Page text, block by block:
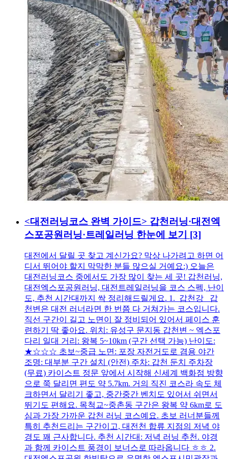
<대전러닝코스 완벽 가이드> 갑천러닝·대전엑
스포공원러닝·트레일러닝 한눈에 보기 [3]
대전에서 달릴 곳 찾고 계신가요? 막상 나가려고 하면 어
디서 뛰어야 할지 막막한 분들 많으실 거예요:) 오늘은
대전러닝코스 중에서도 가장 많이 찾는 세 곳! 갑천러닝,
대전엑스포공원러닝, 대전트레일러닝을 코스 스펙, 난이
도, 추천 시간대까지 싹 정리해드릴게요. 1. 갑천강 갑
천변은 대전 러너라면 한 번쯤 다 거쳐가는 코스입니다.
직선 구간이 길고 노면이 잘 정비되어 있어서 페이스 훈
련하기 딱 좋아요. 위치: 유성구 문지동 갑천변 ~ 엑스포
다리 일대 거리: 왕복 5~10km (구간 선택 가능) 난이도:
★☆☆☆ 초보~중급 노면: 포장 자전거도로 겸용 야간
조명: 대부분 구간 설치 (안전) 주차: 갑천 둔치 주차장
(무료) 카이스트 정문 앞에서 시작해 신세계 백화점 방향
으로 쭉 달리면 편도 약 5.7km. 거의 직진 코스라 속도 체
크하면서 달리기 좋고, 중간중간 벤치도 있어서 쉬면서
뛰기도 편해요. 목척교~중촌동 구간은 왕복 약 6km로 도
심과 가장 가까운 갑천 러닝 코스예요. 초보 러너분들께
특히 추천드리는 구간이고, 대전천 합류 지점의 저녁 야
경도 꽤 근사합니다. 추천 시간대: 저녁 러닝 추천. 야경
과 함께 카이스트 풍경이 보너스로 따라옵니다 ㅎㅎ 2.